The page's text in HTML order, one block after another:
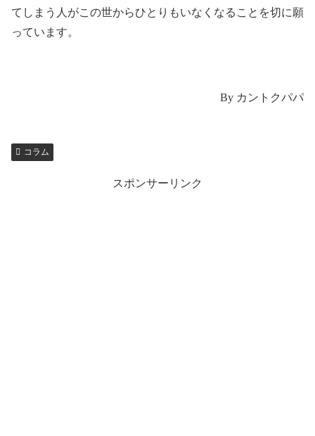
てしまう人がこの世からひとりもいなくなることを切に願
っています。
By カントクパパ
コラム
スポンサーリンク